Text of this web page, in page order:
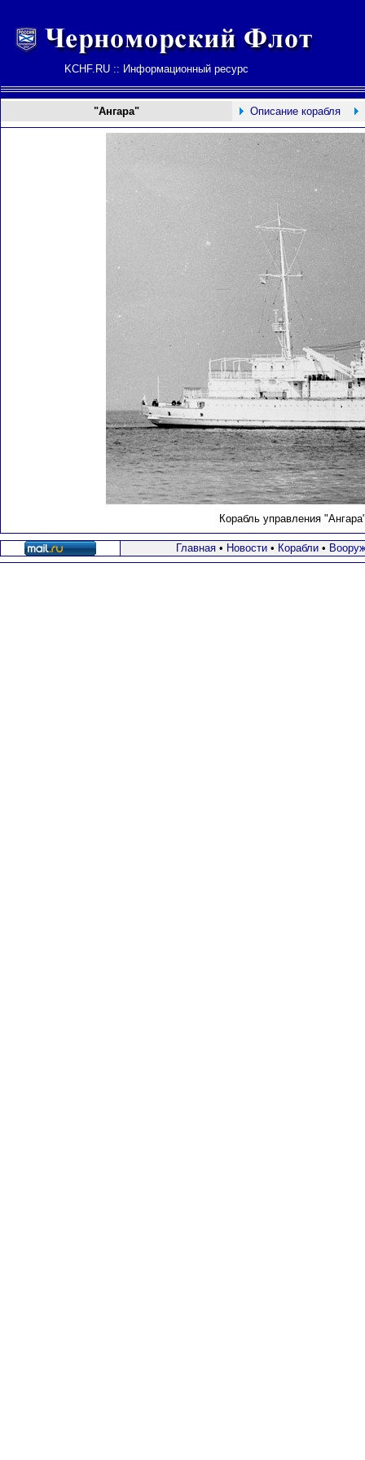
KCHF.RU :: Информационный ресурс
"Ангара" Описание корабля
Корабль управления
Главная• Новости• Корабли•